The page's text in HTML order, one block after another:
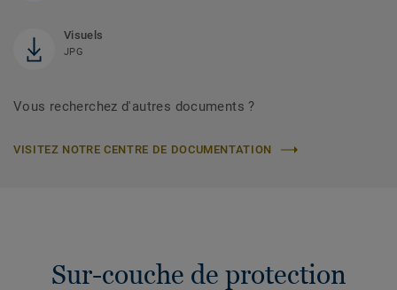
Visuels
JPG
Vous recherchez d'autres documents ?
VISITEZ NOTRE CENTRE DE DOCUMENTATION
Sur-couche de protection